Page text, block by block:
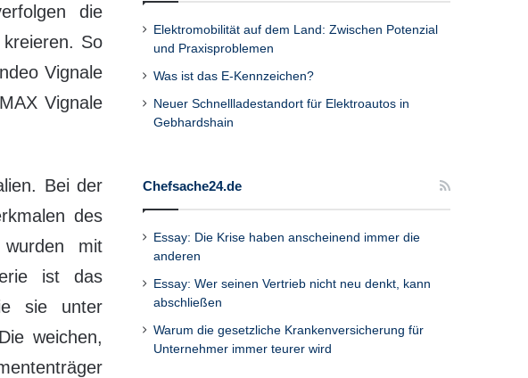
die
So
Vignale
Vignale
Bei der
des
mit
ist das
sie unter
weichen,
Elektromobilität auf dem Land: Zwischen Potenzial
und Praxisproblemen
Was ist das E-Kennzeichen?
Neuer Schnellladestandort für Elektroautos in
Gebhardshain
Chefsache24.de
Essay: Die Krise haben anscheinend immer die
anderen
Essay: Wer seinen Vertrieb nicht neu denkt, kann
abschließen
Warum die gesetzliche Krankenversicherung für
Unternehmer immer teurer wird